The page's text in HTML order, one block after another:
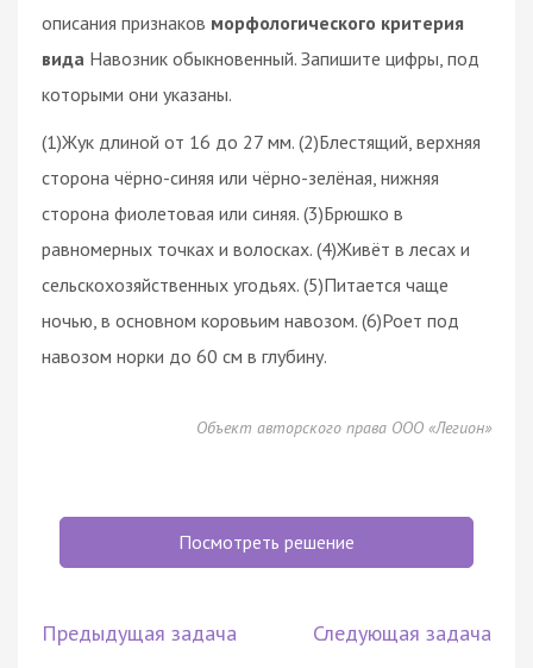
описания признаков морфологического критерия
вида Навозник обыкновенный. Запишите цифры, под
которыми они указаны.
(1)Жук длиной от 16 до 27 мм. (2)Блестящий, верхняя
сторона чёрно-синяя или чёрно-зелёная, нижняя
сторона фиолетовая или синяя. (3)Брюшко в
равномерных точках и волосках. (4)Живёт в лесах и
сельскохозяйственных угодьях. (5)Питается чаще
ночью, в основном коровьим навозом. (6)Роет под
навозом норки до 60 см в глубину.
Объект авторского права ООО «Легион»
Посмотреть решение
Предыдущая задача Следующая задача